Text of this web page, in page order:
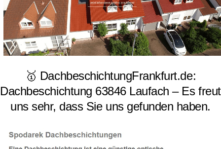
🥇 DachbeschichtungFrankfurt.de:
Dachbeschichtung 63846 Laufach – Es freut
uns sehr, dass Sie uns gefunden haben.